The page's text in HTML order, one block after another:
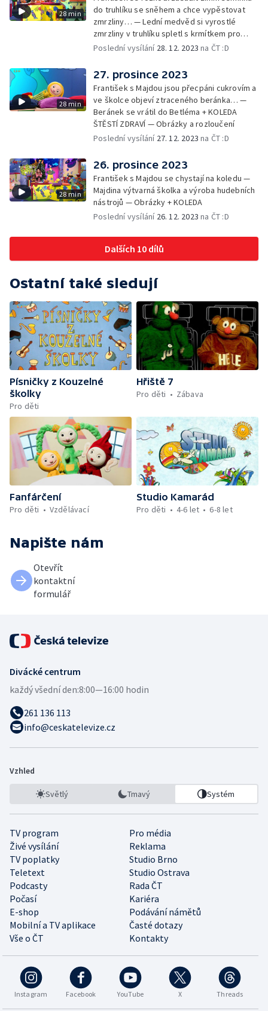
28 min
do truhlíku se sněhem a chce vypěstovat
zmrzliny… — Lední medvěd si vyrostlé
zmrzliny v truhlíku spletl s krmítkem pro
medvědy… — Kompas od medvěda +
Poslední vysílání 28. 12. 2023 na ČT :D
28 min
27. prosince 2023
František s Majdou jsou přecpáni cukrovím a
ve školce objeví ztraceného beránka… —
Beránek se vrátil do Betléma + KOLEDA
ŠTĚSTÍ ZDRAVÍ — Obrázky a rozloučení
Poslední vysílání 27. 12. 2023 na ČT :D
28 min
26. prosince 2023
František s Majdou se chystají na koledu —
Majdina výtvarná školka a výroba hudebních
nástrojů — Obrázky + KOLEDA
Poslední vysílání 26. 12. 2023 na ČT :D
Dalších 10 dílů
Ostatní také sledují
Písničky z Kouzelné
školky
Pro děti
Hřiště 7
Pro děti
Zábava
Fanfárčení
Pro děti
Vzdělávací
Studio Kamarád
Pro děti
4-6 let 6-8 let
Napište nám
Otevřít
kontaktní
formulář
Divácké centrum
každý všední den:8:00—16:00 hodin
261 136 113
info@ceskatelevize.cz
Vzhled
Světlý Tmavý Systém
TV program
Pro média
Živé vysílání
Reklama
TV poplatky
Studio Brno
Teletext
Studio Ostrava
Podcasty
Rada ČT
Počasí
Kariéra
E-shop
Podávání námětů
Mobilní a TV aplikace
Časté dotazy
Vše o ČT
Kontakty
Instagram Facebook YouTube X Threads